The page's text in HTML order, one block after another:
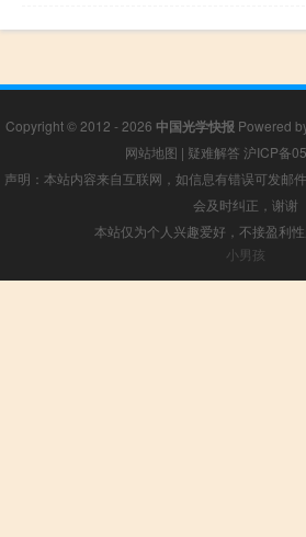
Copyright © 2012 - 2026 中国光学快报 Powered
网站地图 | 疑难解答 沪ICP备
声明：本站内容来自互联网，如信息有错误可发邮
会及时纠正，谢谢
本站仅为个人兴趣爱好，不接盈利
小男孩